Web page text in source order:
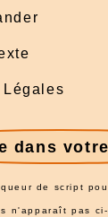
Légales
dans
de script
n'apparaît pas ci-